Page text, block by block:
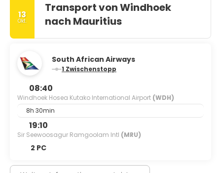
13
Okt.
Transport von Windhoek
nach Mauritius
South African Airways
1 Zwischenstopp
08:40
Windhoek Hosea Kutako International Airport (WDH)
8h 30min
19:10
Sir Seewoosagur Ramgoolam Intl (MRU)
2 PC